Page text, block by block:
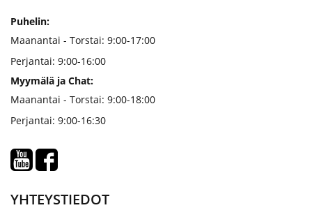
Puhelin:
Maanantai - Torstai: 9:00-17:00
Perjantai: 9:00-16:00
Myymälä ja Chat:
Maanantai - Torstai: 9:00-18:00
Perjantai: 9:00-16:30
YHTEYSTIEDOT